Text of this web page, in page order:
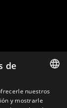
ENGLISH
de
nuestros
y mostrarle